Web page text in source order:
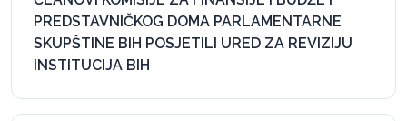
PREDSTAVNIČKOG DOMA PARLAMENTARNE
SKUPŠTINE BIH POSJETILI URED ZA REVIZIJU
INSTITUCIJA BIH